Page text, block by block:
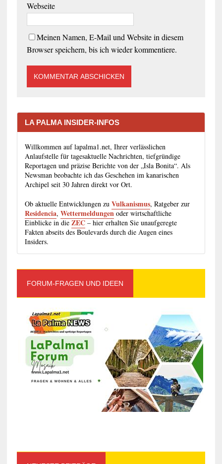
Webseite
Meinen Namen, E-Mail und Website in diesem
Browser speichern, bis ich wieder kommentiere.
LA PALMA INSIDER-INFOS
Willkommen auf lapalma1.net, Ihrer verlässlichen
Anlaufstelle für tagesaktuelle Nachrichten, tiefgründige
Reportagen und präzise Berichte von der „Isla Bonita“. Als
Newsman beobachte ich das Geschehen im kanarischen
Archipel seit 30 Jahren direkt vor Ort.
Ob aktuelle Entwicklungen zu Vulkanismus, Ratgeber zur
Residencia, Wettermeldungenoder wirtschaftliche
Einblicke in die ZEC– hier erhalten Sie unaufgeregte
Fakten abseits des Boulevards durch die Augen eines
Insiders.
FORUM-FRAGEN UND IDEEN